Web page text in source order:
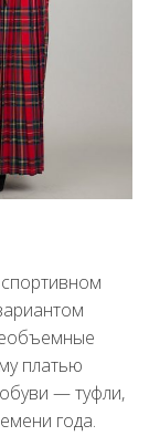
платью
— туфли,
года.